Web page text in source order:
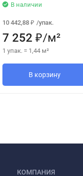
В наличии
10 442,88 ₽ /упак.
7 252 ₽/м²
1 упак. = 1,44 м²
В корзину
КОМПАНИЯ